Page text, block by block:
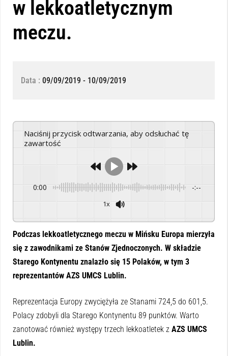
w lekkoatletycznym
meczu.
Data : 09/09/2019 - 10/09/2019
Naciśnij przycisk odtwarzania, aby odsłuchać tę
zawartość
0:00 -:--
1x
Podczas lekkoatletycznego meczu w Mińsku Europa mierzyła
się z zawodnikami ze Stanów Zjednoczonych. W składzie
Starego Kontynentu znalazło się 15 Polaków, w tym 3
reprezentantów AZS UMCS Lublin.
Reprezentacja Europy zwyciężyła ze Stanami 724,5 do 601,5.
Polacy zdobyli dla Starego Kontynentu 89 punktów. Warto
zanotować również występy trzech lekkoatletek z AZS UMCS
Lublin.